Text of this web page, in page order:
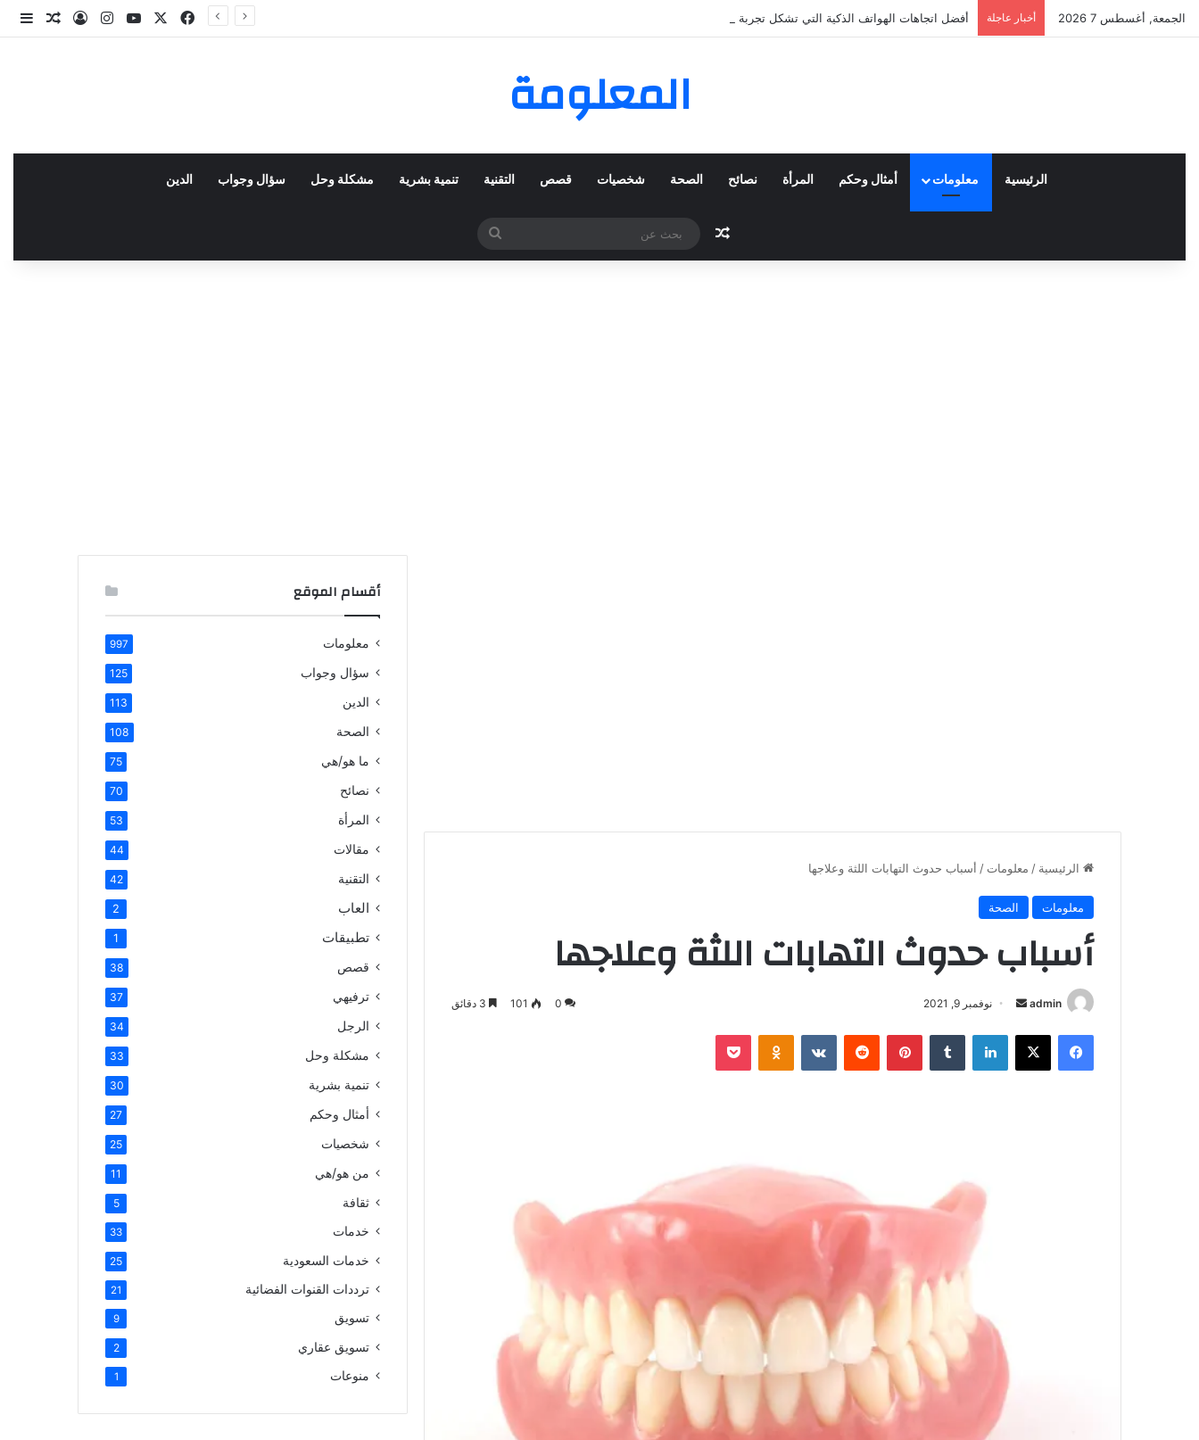
الجمعة, أغسطس 7 2026 أخبار عاجلة أفضل اتجاهات الهواتف الذكية التي تشكل تجربة المستخدم في عام 2025 فيسبوك يوتيوبانستقرام
تسجيلمقال
المعلومة
الرئيسية معلومات أمثال وحكم المرأة نصائح الصحة شخصيات قصص التقنية تنمية بشرية مشكلة وحل سؤال وجواب الدين
مقال عشوائي
بحث
عن
الرئيسية / معلومات / أسباب حدوث التهابات اللثة وعلاجها
معلومات الصحة
أسباب حدوث التهابات اللثة وعلاجها
admin
أرسل
إلكترونيا
نوفمبر 9, 2021 0
101
فيسبوك X لينكدإن بينتيريست Odnoklassniki
بوكيت
أقسام الموقع
معلومات 997
سؤال وجواب 125
الدين 113
الصحة 108
ما هو/هي 75
نصائح 70
المرأة 53
مقالات 44
التقنية 42
العاب 2
تطبيقات 1
قصص 38
ترفيهي 37
الرجل 34
مشكلة وحل 33
تنمية بشرية 30
أمثال وحكم 27
شخصيات 25
من هو/هي 11
ثقافة 5
خدمات 33
خدمات السعودية 25
ترددات القنوات الفضائية 21
تسويق 9
تسويق عقاري 2
منوعات 1